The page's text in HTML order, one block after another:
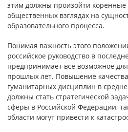
этим должны произойти
общественных взглядах на
образовательного процесса.
Понимая важность этого
российское руководство в
предпринимает все возможное
прошлых лет. Повышение
гуманитарных дисциплин в
должны стать стратегической
сферы в Российской Федерации,
области могут привести к